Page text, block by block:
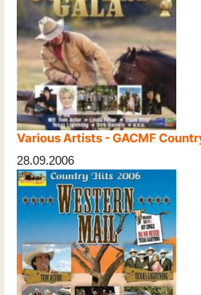
Various Artists - GACMF
28.09.2006